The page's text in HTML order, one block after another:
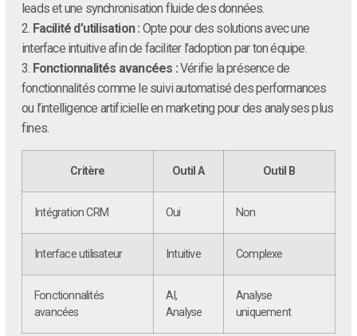
leads et une synchronisation fluide des données.
2. Facilité d’utilisation : Opte pour des solutions avec une
interface intuitive afin de faciliter l’adoption par ton équipe.
3. Fonctionnalités avancées :Vérifie la présence de
fonctionnalités comme le suivi automatisé des performances
ou l’intelligence artificielle en marketing pour des analyses plus
fines.
Critère Outil A Outil B
Intégration CRM Oui Non
Interface utilisateur Intuitive Complexe
Fonctionnalités
avancées
AI,
Analyse
Analyse
uniquement